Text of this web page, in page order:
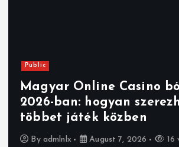
Public
Magyar Online Casino
2026-ban: hogyan
többet játék közben
By admlnlx August 7, 2026 16